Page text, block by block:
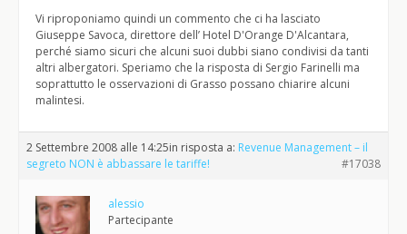
Vi riproponiamo quindi un commento che ci ha lasciato
Giuseppe Savoca, direttore dell’ Hotel D'Orange D'Alcantara,
perché siamo sicuri che alcuni suoi dubbi siano condivisi da tanti
altri albergatori. Speriamo che la risposta di Sergio Farinelli ma
soprattutto le osservazioni di Grasso possano chiarire alcuni
malintesi.
2 Settembre 2008 alle 14:25in risposta a: Revenue Management – il
segreto NON è abbassare le tariffe!
#17038
alessio
Partecipante